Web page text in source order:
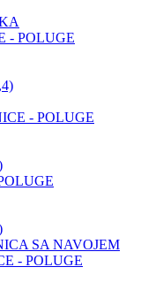
- POLUGE
- POLUGE
SA NAVOJEM
- POLUGE